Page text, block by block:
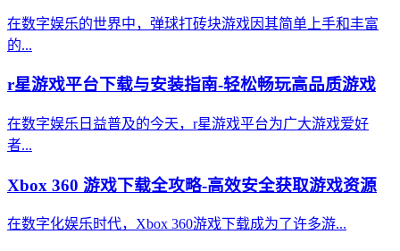
在数字娱乐的世界中，弹球打砖块游戏因其简单上手和丰富
的...
r星游戏平台下载与安装指南-轻松畅玩高品质游戏
在数字娱乐日益普及的今天，r星游戏平台为广大游戏爱好
者...
Xbox 360 游戏下载全攻略-高效安全获取游戏资源
在数字化娱乐时代，Xbox 360游戏下载成为了许多游...